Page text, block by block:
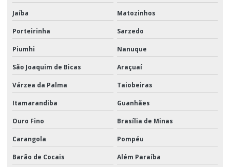
Jaíba Matozinhos
Porteirinha Sarzedo
Piumhi Nanuque
São Joaquim de Bicas Araçuaí
Várzea da Palma Taiobeiras
Itamarandiba Guanhães
Ouro Fino Brasília de Minas
Carangola Pompéu
Barão de Cocais Além Paraíba